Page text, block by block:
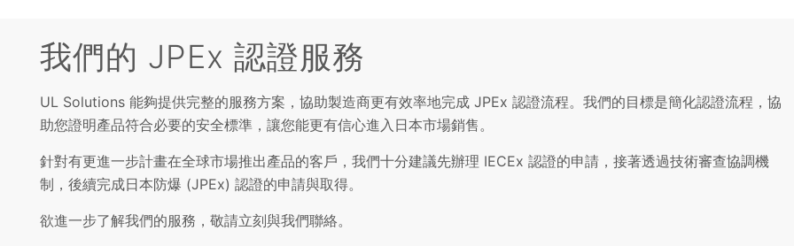
我們的 JPEx 認證服務
UL Solutions 能夠提供完整的服務方案，協助製造商更有效率地完成 JPEx 認證流程。我們的目標是簡化認證流程，協
助您證明產品符合必要的安全標準，讓您能更有信心進入日本市場銷售。
針對有更進一步計畫在全球市場推出產品的客戶，我們十分建議先辦理 IECEx 認證的申請，接著透過技術審查協調機
制，後續完成日本防爆 (JPEx) 認證的申請與取得。
欲進一步了解我們的服務，敬請立刻與我們聯絡。